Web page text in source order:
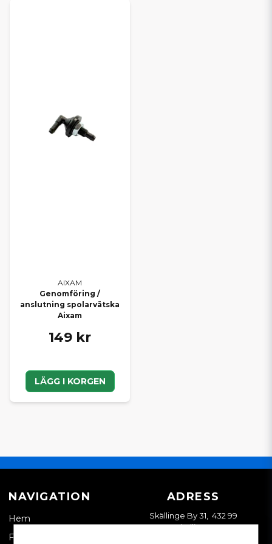
AIXAM
Genomföring /
anslutning spolarvätska
Aixam
149 kr
LÄGG I KORGEN
NAVIGATION
Hem
Företagskund
ADRESS
Skällinge By 31, 432 99
Skällinge